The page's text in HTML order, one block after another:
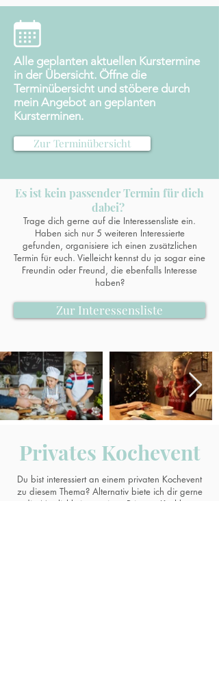
Alle geplanten aktuellen Kurstermine
in der Übersicht. Öffne die
Terminübersicht und stöbere durch
mein Angebot an geplanten
Kursterminen.
Zur Terminübersicht
Es ist kein passender Termin für dich
dabei?
Trage dich gerne auf die Interessensliste ein.
Haben sich nur 5 weiteren Interessierte
gefunden, organisiere ich einen zusätzlichen
Termin für euch. Vielleicht kennst du ja sogar eine
Freundin oder Freund, die ebenfalls Interesse
haben?
Zur Interessensliste
Privates Kochevent
Du bist interessiert an einem privaten Kochevent
zu diesem Thema? Alternativ biete ich dir gerne
die Möglichkeit an, einen Privaten Kochkurs